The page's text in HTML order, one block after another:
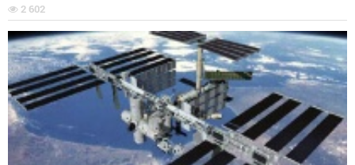
2 602